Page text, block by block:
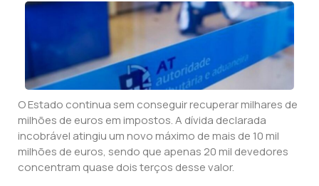
O Estado continua sem conseguir recuperar milhares de
milhões de euros em impostos. A dívida declarada
incobrável atingiu um novo máximo de mais de 10 mil
milhões de euros, sendo que apenas 20 mil devedores
concentram quase dois terços desse valor.